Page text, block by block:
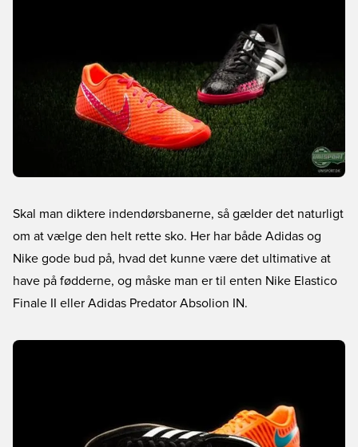
Skal man diktere indendørsbanerne, så gælder det naturligt
om at vælge den helt rette sko. Her har både Adidas og
Nike gode bud på, hvad det kunne være det ultimative at
have på fødderne, og måske man er til enten Nike Elastico
Finale II eller Adidas Predator Absolion IN.